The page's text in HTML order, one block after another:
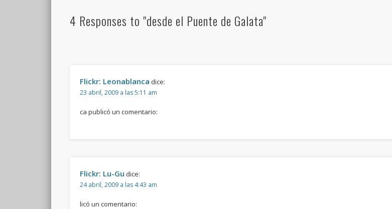
4 Responses to "desde el Puente de Galata"
Flickr: Leonablanca dice:
23 abril, 2009 a las 5:11 am
ca publicó un comentario:
Flickr: Lu-Gu dice:
24 abril, 2009 a las 4:43 am
licó un comentario: